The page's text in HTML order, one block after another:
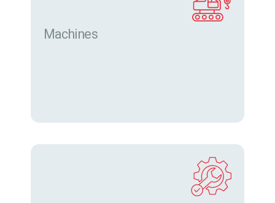
Machines